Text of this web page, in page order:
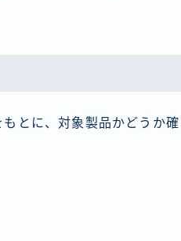
とに、対象製品かどうか確